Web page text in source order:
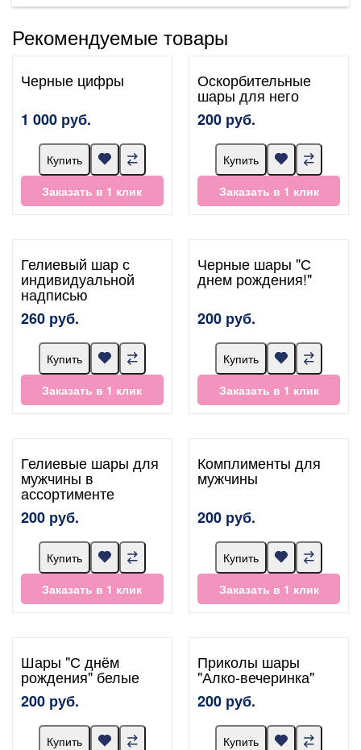
Рекомендуемые товары
Черные цифры
1 000 руб.
Купить
Заказать в 1 клик
Оскорбительные
шары для него
200 руб.
Купить
Заказать в 1 клик
Гелиевый шар с
индивидуальной
надписью
260 руб.
Купить
Заказать в 1 клик
Черные шары "С
днем рождения!"
200 руб.
Купить
Заказать в 1 клик
Гелиевые шары для
мужчины в
ассортименте
200 руб.
Купить
Заказать в 1 клик
Комплименты для
мужчины
200 руб.
Купить
Заказать в 1 клик
Шары "С днём
рождения" белые
200 руб.
Купить
Приколы шары
"Алко-вечеринка"
200 руб.
Купить